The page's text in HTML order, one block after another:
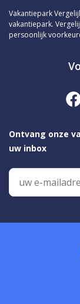
Vakantiepark
vakantiepark.
persoonlijk
Ontvang onze
uw inbox